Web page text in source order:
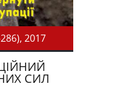
2017
СИЛ